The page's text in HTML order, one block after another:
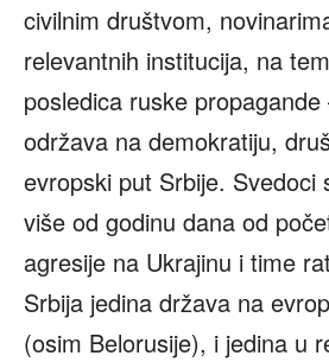
civilnim društvom,
relevantnih institucija, na
posledica ruske
održava na demokratiju,
evropski put Srbije. Svedoci
više od godinu dana od
agresije na Ukrajinu i time
Srbija jedina država na
(osim Belorusije), i jedina u